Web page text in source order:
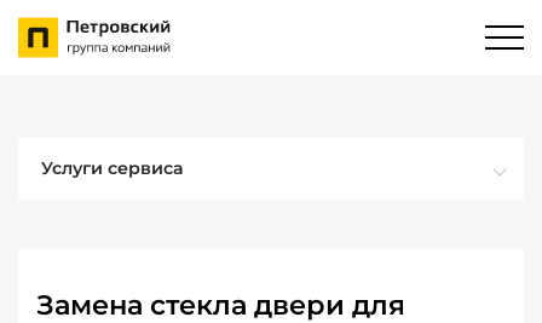
Услуги сервиса
Замена стекла двери для